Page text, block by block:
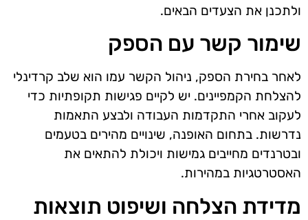
ולתכנן את הצעדים הבאים.
שימור קשר עם הספק
לאחר בחירת הספק, ניהול הקשר עמו הוא שלב קרדינלי
להצלחת הקמפיינים. יש לקיים פגישות תקופתיות כדי
לעקוב אחרי התקדמות העבודה ולבצע התאמות
נדרשות. בתחום האופנה, שינויים מהירים בטעמים
ובטרנדים מחייבים גמישות ויכולת להתאים את
האסטרטגיות במהירות.
מדידת הצלחה ושיפוט תוצאות